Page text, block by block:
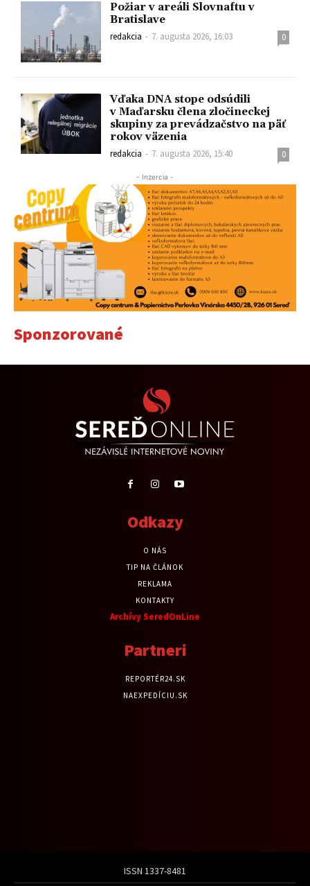
Požiar v areáli Slovnaftu v
Bratislave
redakcia - 7. augusta 2026, 16:03 0
Vďaka DNA stope odsúdili
v Maďarsku člena zločineckej
skupiny za prevádzačstvo na päť
rokov väzenia
redakcia - 7. augusta 2026, 15:40 0
- Inzercia -
Sponzorované
Odkazy
O NÁS
TIP NA ČLÁNOK
REKLAMA
KONTAKTY
Archívy SeredOnLine
Partneri
REPORTÉR24.SK
NAEXPEDÍCIU.SK
ISSN 1337-8481